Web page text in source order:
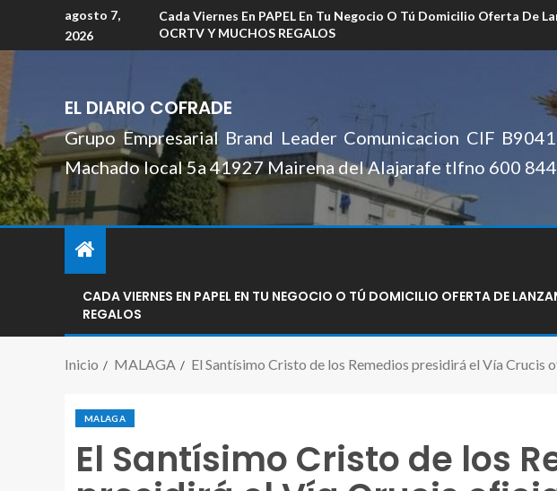
agosto 7,
2026
Cada Viernes En PAPEL En Tu Negocio O Tú Domicilio Oferta De
OCRTV Y MUCHOS REGALOS
EL DIARIO COFRADE
Grupo Empresarial Brand Leader Comunicacion CIF
Machado local 5a 41927 Mairena del Alajarafe tlfno 600
CADA VIERNES EN PAPEL EN TU NEGOCIO O TÚ DOMICILIO OFERTA DE
REGALOS
Inicio MALAGA El Santísimo Cristo de los Remedios presidirá el Vía Crucis
MALAGA
El Santísimo Cristo de los